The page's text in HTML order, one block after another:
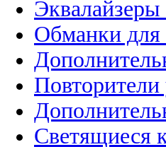
Эквалайзеры
Обманки для
Повторители
Светящиеся